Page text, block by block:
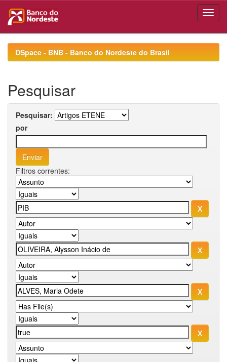
navigationDSpace - BNB - Banco do Nordeste do Brasil
Pesquisar
Pesquisar:
por
Filtros correntes: